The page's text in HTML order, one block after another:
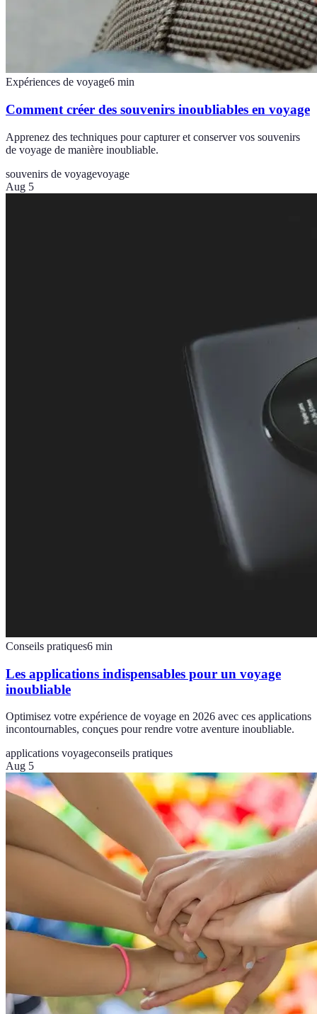
Expériences de voyage6 min
Comment créer des souvenirs inoubliables en voyage
Apprenez des techniques pour capturer et conserver vos souvenirs
de voyage de manière inoubliable.
souvenirs de voyagevoyage
Aug 5
Conseils pratiques6 min
Les applications indispensables pour un voyage
inoubliable
Optimisez votre expérience de voyage en 2026 avec ces applications
incontournables, conçues pour rendre votre aventure inoubliable.
applications voyageconseils pratiques
Aug 5